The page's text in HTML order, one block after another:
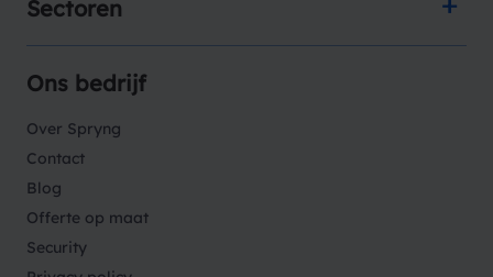
Sectoren
Ons bedrijf
Over Spryng
Contact
Blog
Offerte op maat
Security